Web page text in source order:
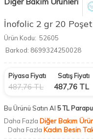
İnofolic 2 gr 20 Poşet
Ürün Kodu: 52605
Barkod: 8699324250028
Piyasa Fiyatı
487,76TL
Satış Fiyatı
487,76 TL
Bu Ürünü Satın Al 5 TL
Daha Fazla Diğer Bakım
Daha Fazla Kadın Besin